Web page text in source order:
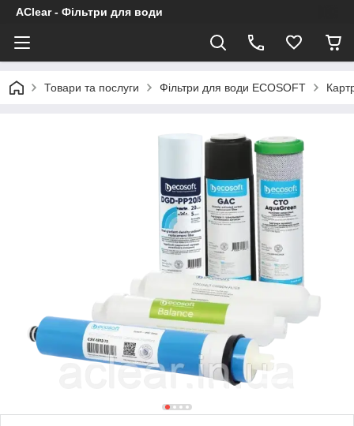
AClear - Фільтри для води
Товари та послуги Фільтри для води ECOSOFT